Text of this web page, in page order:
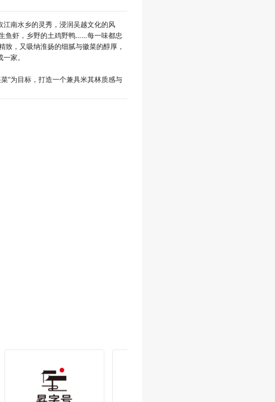
江南水乡的灵秀，浸润吴越文化的风
鱼虾，乡野的土鸡野鸭……每一味都忠
，又吸纳淮扬的细腻与徽菜的醇厚，
家。
”为目标，打造一个兼具米其林质感与